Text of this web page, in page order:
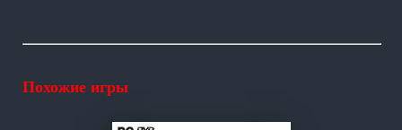
Похожие игры